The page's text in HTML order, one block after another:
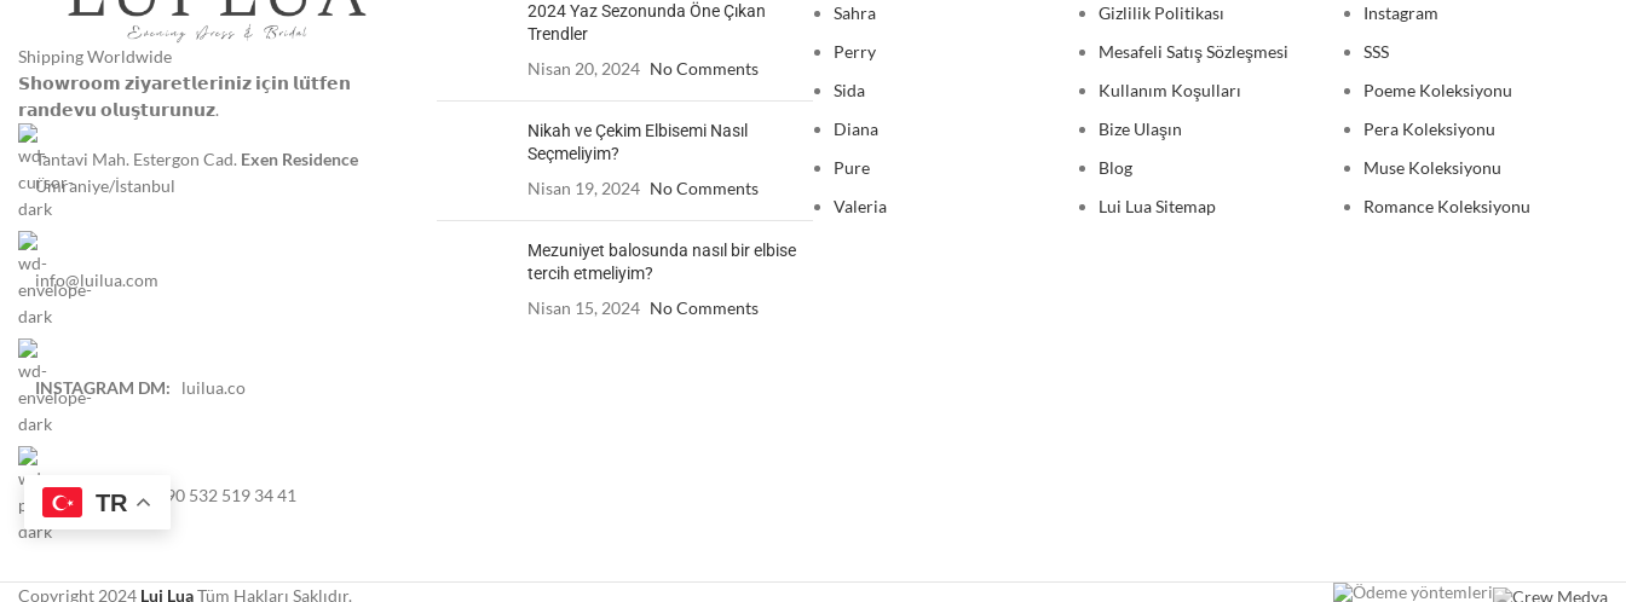
Shipping Worldwide
𝗦𝗵𝗼𝘄𝗿𝗼𝗼𝗺 𝘇𝗶𝘆𝗮𝗿𝗲𝘁𝗹𝗲𝗿𝗶𝗻𝗶𝘇 𝗶𝗰̧𝗶𝗻 𝗹𝘂̈𝘁𝗳𝗲𝗻
𝗿𝗮𝗻𝗱𝗲𝘃𝘂 𝗼𝗹𝘂𝘀̧𝘁𝘂𝗿𝘂𝗻𝘂𝘇.
Tantavi Mah. Estergon Cad. Exen Residence
Ümraniye/İstanbul
info@luilua.com
INSTAGRAM DM: luilua.co
WhatsApp TR: +90 532 519 34 41
2024 Yaz Sezonunda Öne Çıkan
Trendler
Nisan 20, 2024 No Comments
Nikah ve Çekim Elbisemi Nasıl
Seçmeliyim?
Nisan 19, 2024 No Comments
Mezuniyet balosunda nasıl bir elbise
tercih etmeliyim?
Nisan 15, 2024 No Comments
Sahra
Perry
Sida
Diana
Pure
Valeria
Gizlilik Politikası
Mesafeli Satış Sözleşmesi
Kullanım Koşulları
Bize Ulaşın
Blog
Lui Lua Sitemap
Instagram
SSS
Poeme Koleksiyonu
Pera Koleksiyonu
Muse Koleksiyonu
Romance Koleksiyonu
Copyright 2024 Lui LuaTüm Hakları Saklıdır.
TR